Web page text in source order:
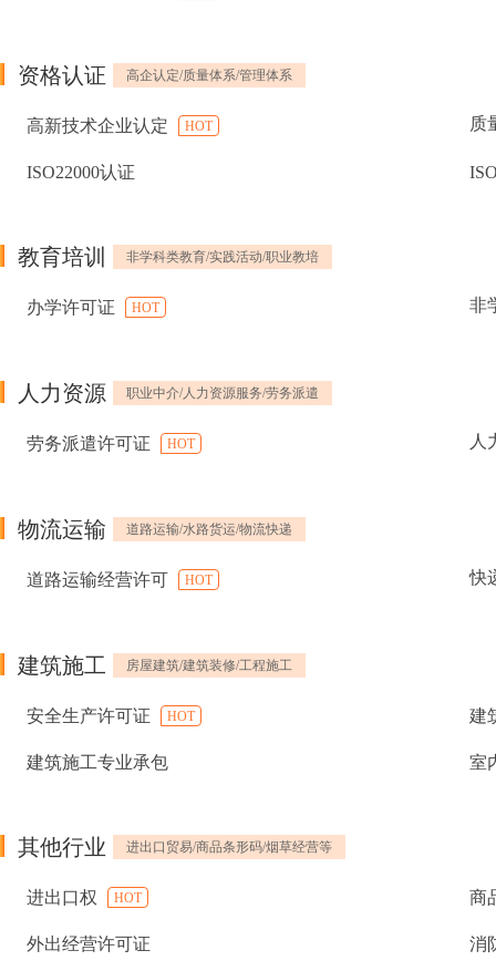
资格认证 高企认定/质量体系/管理体系
高新技术企业认定 HOT 质
ISO22000认证
教育培训 非学科类教育/实践活动/职业教培
办学许可证 HOT 非
人力资源 职业中介/人力资源服务/劳务派遣
劳务派遣许可证 HOT 人
物流运输 道路运输/水路货运/物流快递
道路运输经营许可 HOT 快
建筑施工 房屋建筑/建筑装修/工程施工
安全生产许可证 HOT 建
建筑施工专业承包 室
其他行业 进出口贸易/商品条形码/烟草经营等
进出口权 HOT 商
外出经营许可证 消